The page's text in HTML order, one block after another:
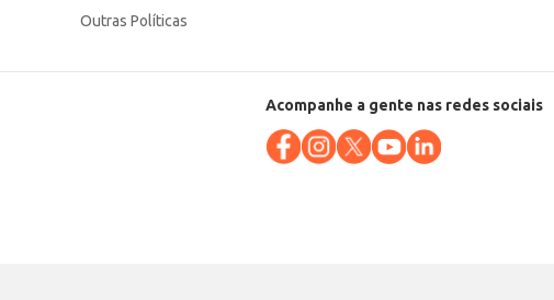
Outras Políticas
Acompanhe a gente nas redes sociais